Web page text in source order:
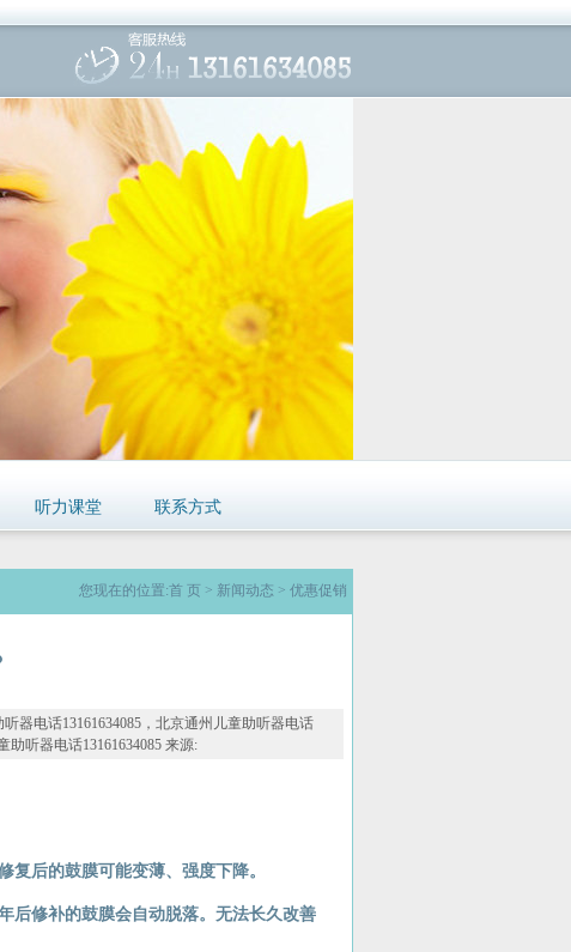
听力课堂 联系方式
您现在的位置:首 页 > 新闻动态 > 优惠促销
器电话13161634085，北京通州儿童助听器电话
助听器电话13161634085 来源:
后的鼓膜可能变薄、强度下降。
后修补的鼓膜会自动脱落。无法长久改善